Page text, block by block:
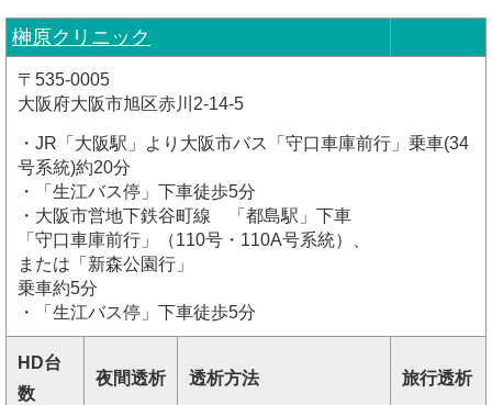
榊原クリニック
〒535-0005
大阪府大阪市旭区赤川2-14-5
・JR「大阪駅」より大阪市バス「守口車庫前行」乗車(34
号系統)約20分
・「生江バス停」下車徒歩5分
・大阪市営地下鉄谷町線 「都島駅」下車
「守口車庫前行」（110号・110A号系統）、
または「新森公園行」
乗車約5分
・「生江バス停」下車徒歩5分
HD台
数
夜間透析 透析方法 旅行透析